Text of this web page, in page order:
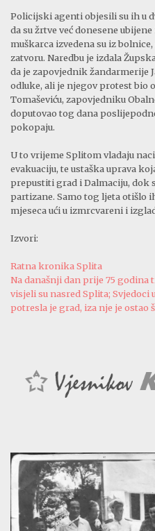
Policijski agenti objesili su ih u
da su žrtve već donesene
muškarca izvedena su iz
zatvoru. Naredbu je izdala
da je zapovjednik žandarmerije
odluke, ali je njegov protest bio
Tomaševiću, zapovjedniku
doputovao tog dana
pokopaju.
U to vrijeme Splitom vladaju
evakuaciju, te ustaška uprava
prepustiti grad i Dalmaciju, dok
partizane. Samo tog ljeta otišlo
mjeseca ući u izmrcvareni i
Izvori:
Ratna kronika Splita
Na današnji dan prije 75
visjeli su nasred Splita;
potresla je grad, iza nje je ostao